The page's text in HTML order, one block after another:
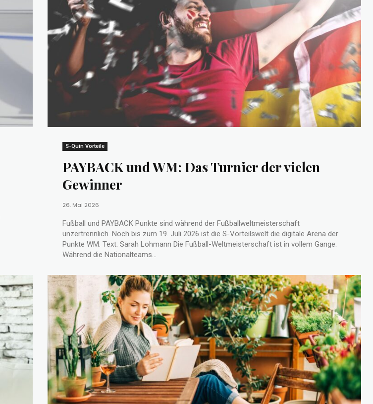
S-Quin Vorteile
PAYBACK und WM: Das Turnier der vielen
Gewinner
26. Mai 2026
Fußball und PAYBACK Punkte sind während der Fußballweltmeisterschaft
unzertrennlich. Noch bis zum 19. Juli 2026 ist die S-Vorteilswelt die digitale Arena der
Punkte WM. Text: Sarah Lohmann Die Fußball-Weltmeisterschaft ist in vollem Gange.
Während die Nationalteams...